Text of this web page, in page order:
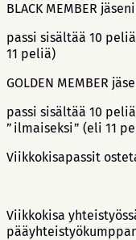
BLACK MEMBER
passi sisältää 10
11 peliä)
GOLDEN MEMBER
passi sisältää 10
”ilmaiseksi” (eli 11
Viikkokisapassit
Viikkokisa